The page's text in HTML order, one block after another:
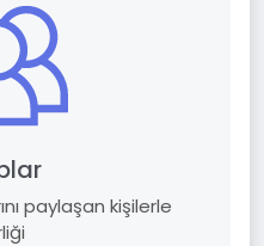
paylaşan kişilerle